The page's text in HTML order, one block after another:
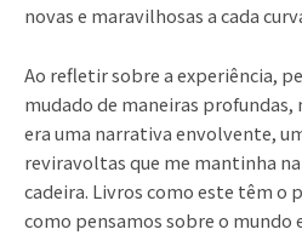
novas e maravilhosas a cada
Ao refletir sobre a experiência,
mudado de maneiras
era uma narrativa envolvente,
reviravoltas que me mantinha
cadeira. Livros como este têm o
como pensamos sobre o mundo